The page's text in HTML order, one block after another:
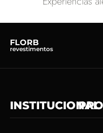
FLORB
revestimentos
INSTITUCIONAL